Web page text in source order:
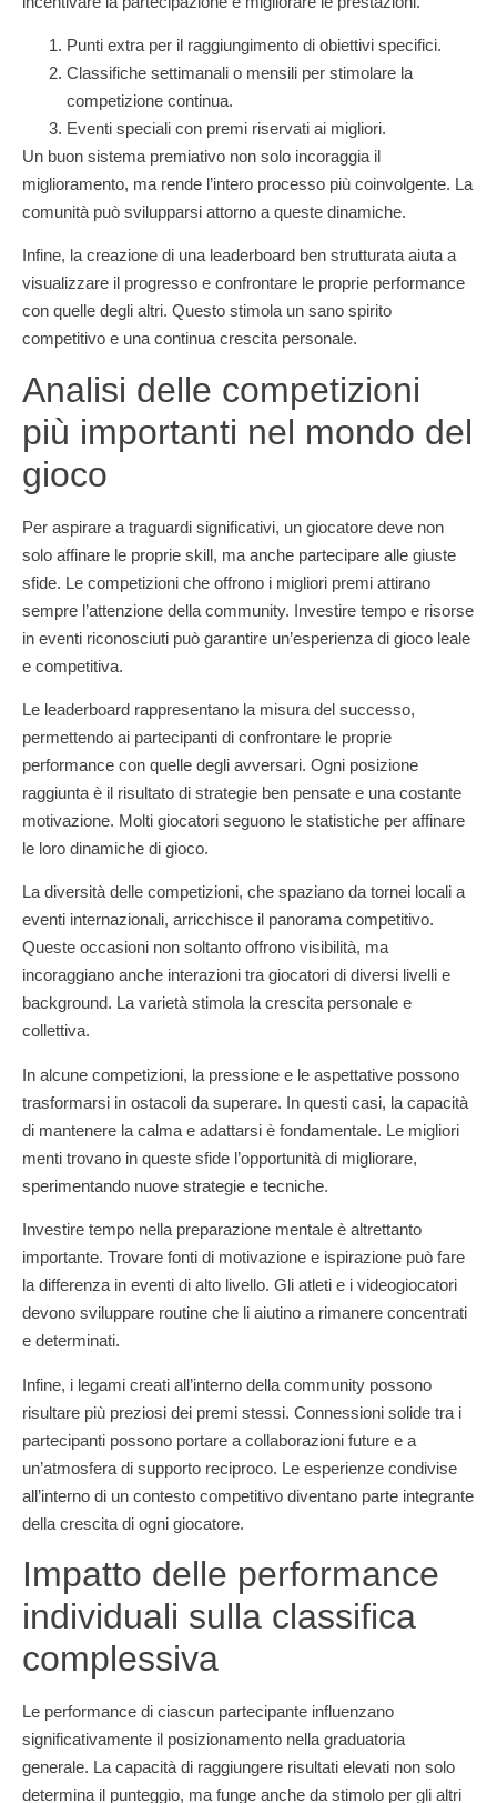
Punti extra per il raggiungimento di obiettivi specifici.
Classifiche settimanali o mensili per stimolare la
competizione continua.
Eventi speciali con premi riservati ai migliori.
Un buon sistema premiativo non solo incoraggia il
miglioramento, ma rende l’intero processo più coinvolgente. La
comunità può svilupparsi attorno a queste dinamiche.
Infine, la creazione di una leaderboard ben strutturata aiuta a
visualizzare il progresso e confrontare le proprie performance
con quelle degli altri. Questo stimola un sano spirito
competitivo e una continua crescita personale.
Analisi delle competizioni
più importanti nel mondo del
gioco
Per aspirare a traguardi significativi, un giocatore deve non
solo affinare le proprie skill, ma anche partecipare alle giuste
sfide. Le competizioni che offrono i migliori premi attirano
sempre l’attenzione della community. Investire tempo e risorse
in eventi riconosciuti può garantire un’esperienza di gioco leale
e competitiva.
Le leaderboard rappresentano la misura del successo,
permettendo ai partecipanti di confrontare le proprie
performance con quelle degli avversari. Ogni posizione
raggiunta è il risultato di strategie ben pensate e una costante
motivazione. Molti giocatori seguono le statistiche per affinare
le loro dinamiche di gioco.
La diversità delle competizioni, che spaziano da tornei locali a
eventi internazionali, arricchisce il panorama competitivo.
Queste occasioni non soltanto offrono visibilità, ma
incoraggiano anche interazioni tra giocatori di diversi livelli e
background. La varietà stimola la crescita personale e
collettiva.
In alcune competizioni, la pressione e le aspettative possono
trasformarsi in ostacoli da superare. In questi casi, la capacità
di mantenere la calma e adattarsi è fondamentale. Le migliori
menti trovano in queste sfide l’opportunità di migliorare,
sperimentando nuove strategie e tecniche.
Investire tempo nella preparazione mentale è altrettanto
importante. Trovare fonti di motivazione e ispirazione può fare
la differenza in eventi di alto livello. Gli atleti e i videogiocatori
devono sviluppare routine che li aiutino a rimanere concentrati
e determinati.
Infine, i legami creati all’interno della community possono
risultare più preziosi dei premi stessi. Connessioni solide tra i
partecipanti possono portare a collaborazioni future e a
un’atmosfera di supporto reciproco. Le esperienze condivise
all’interno di un contesto competitivo diventano parte integrante
della crescita di ogni giocatore.
Impatto delle performance
individuali sulla classifica
complessiva
Le performance di ciascun partecipante influenzano
significativamente il posizionamento nella graduatoria
generale. La capacità di raggiungere risultati elevati non solo
determina il punteggio, ma funge anche da stimolo per gli altri